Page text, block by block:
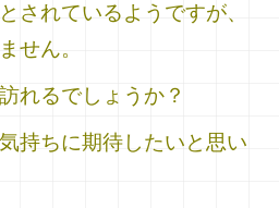
されているようですが、
せん。
れるでしょうか？
持ちに期待したいと思い